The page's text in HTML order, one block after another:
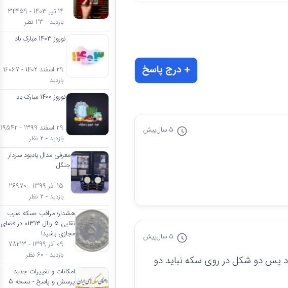
+ درج پاسخ
5 سال پیش
5 سال پیش
دو شکل در روی سکه نباید دو
14 تیر 1403 - 34459
بازدید - 23 نظر
نوروز 1403 مبارک باد
29 اسفند 1402 - 16067
بازدید
نوروز 1400 مبارک باد
29 اسفند 1399 - 19542
بازدید - 2 نظر
معرفی مدال یادبود سردار
جنگل
15 آذر 1399 - 26970
بازدید - 2 نظر
هشدار؛ مراقب «سکه ضرب
تقلبی 5 ریال 1313» در فضای
مجازی باشید!
09 آذر 1399 - 78213
بازدید - 60 نظر
امکانات و تغییرات جدید
پرسش و پاسخ - نسخه 5